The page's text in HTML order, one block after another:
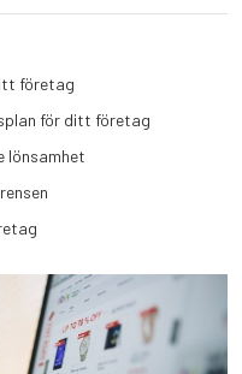
företag
för ditt företag
lönsamhet